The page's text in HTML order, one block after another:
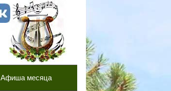
Афиша месяца